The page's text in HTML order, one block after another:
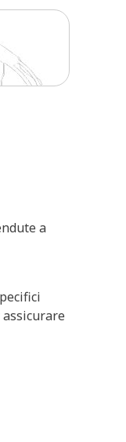
a